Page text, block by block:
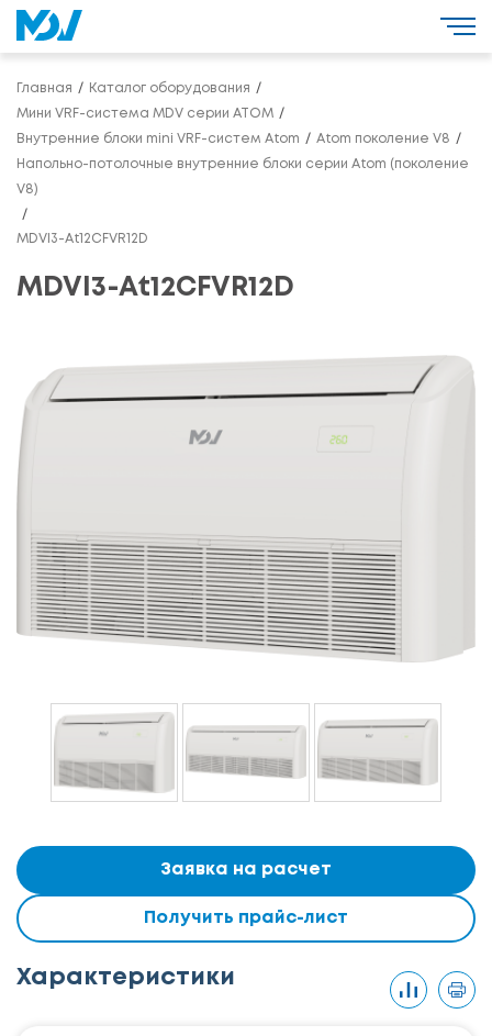
Главная Каталог оборудования
Мини VRF-система MDV серии ATOM
Внутренние блоки mini VRF-систем Atom Atom поколение V8
Напольно-потолочные внутренние блоки серии Atom (поколение
V8)
MDVI3-At12CFVR12D
MDVI3-At12CFVR12D
Заявка на расчет
Получить прайс-лист
Характеристики